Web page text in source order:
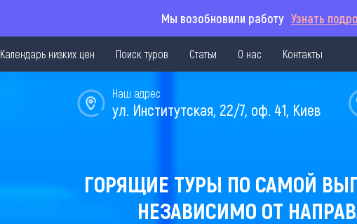
Мы возобновили работу Узнать
Календарь низких цен Поиск туров Статьи О нас Контакты
Наш адрес
ул. Институтская, 22/7, оф. 41, Киев
ГОРЯЩИЕ ТУРЫ ПО САМОЙ
НЕЗАВИСИМО ОТ